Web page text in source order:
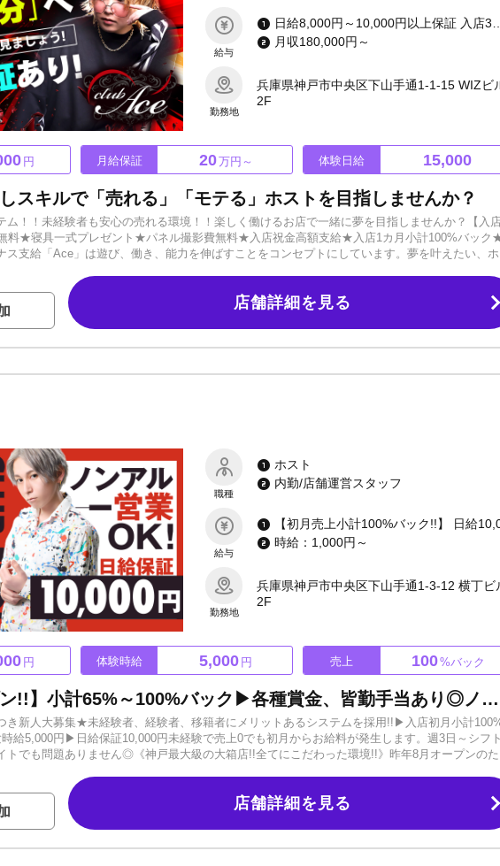
給与
日給8,000円～10,000円以上保証 入店3カ月月給200,000円以上支給
月収180,000円～
勤務地
兵庫県神戸市中央区下山手通1-1-15 WIZビ
2F
円 月給保証 20万円～ 体験日給 15,000
スキルで「売れる」「モテる」ホストを目指しませんか？
ム！！未経験者も安心の売れる環境！！楽しく働けるお店で一緒に夢を目指しませんか？【入
料★寝具一式プレゼント★パネル撮影費無料★入店祝金高額支給★入店1カ月小計100%バック
ス支給「Ace」は遊び、働き、能力を伸ばすことをコンセプトにしています。夢を叶えたい、
10,000円●入店から3カ月間は月給最低20万円～最初は経験豊富な先輩と一緒に接客します。徐
ュニケーションの取り方などを覚えていきましょう。お酒が飲めなくても、容姿に自信が無くて
精神旺盛な方大歓迎です！まずは体験入店で雰囲気を見に来てみてください。ご応募・お問い
店舗詳細を見る
職種
ホスト
内勤/店舗運営スタッフ
給与
時給：1,000円～
勤務地
兵庫県神戸市中央区下山手通1-3-12 横丁ビ
2F
円 体験時給 5,000 円 売上 100%バック
【完全新規オープン!!】小計65%～100%バック▶各種賞金、皆勤手当あり◎ノンアル営業OK！週3日～シフト勤務OK！営業方針、環境作り、給与体制全てが最高☆
き新人大募集★未経験者、経験者、移籍者にメリットあるシステムを採用!!▶入店初月小計
給5,000円▶日給保証10,000円未経験で売上0でも初月からお給料が発生します。週3日～シフ
トでも問題ありません◎《神戸最大級の大箱店!!全てにこだわった環境!!》昨年8月オープンのた
一切なし！ノルマに追われる心配なし！寮も即日入居可！遠方や他県の方もぜひご応募くださ
という方も大歓迎です。不安なこと、気になることは何でもご相談ください！親身になって対応
つでもお待ちしております◎
店舗詳細を見る